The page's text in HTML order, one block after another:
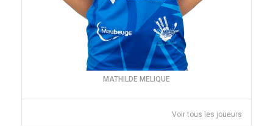
MATHILDE MELIQUE
Voir tous les joueurs